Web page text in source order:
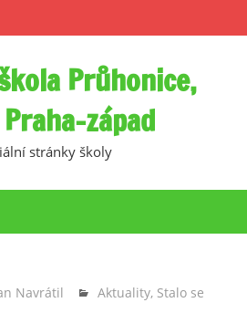
Průhonice,
západ
stránky školy
Navrátil Aktuality, Stalo se